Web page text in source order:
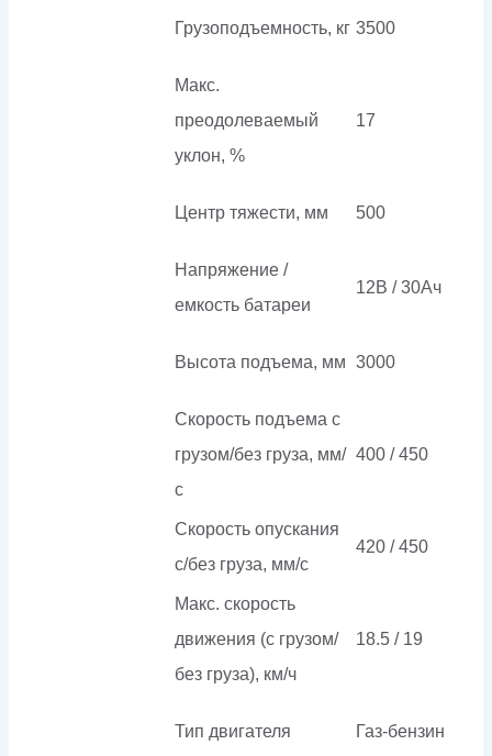
Грузоподъемность, кг 3500
Макс.
преодолеваемый
уклон, %
17
Центр тяжести, мм 500
Напряжение /
емкость батареи
12В / 30Ач
Высота подъема, мм 3000
Скорость подъема с
грузом/без груза, мм/
с
400 / 450
Скорость опускания
c/без груза, мм/с
420 / 450
Макс. скорость
движения (с грузом/
без груза), км/ч
18.5 / 19
Тип двигателя Газ-бензин